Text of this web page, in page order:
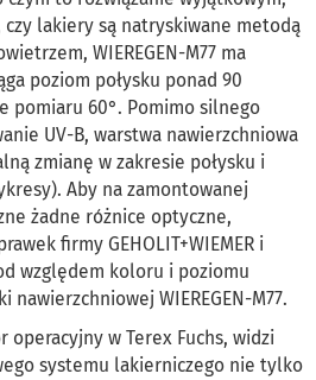
lakiery są natryskiwane metodą
WIEREGEN-M77 ma
poziom połysku ponad 90
pomiaru 60°. Pomimo silnego
UV-B, warstwa nawierzchniowa
zmianę w zakresie połysku i
Aby na zamontowanej
żadne różnice optyczne,
firmy GEHOLIT+WIEMER i
względem koloru i poziomu
nawierzchniowej WIEREGEN-M77.
w Terex Fuchs, widzi
systemu lakierniczego nie tylko